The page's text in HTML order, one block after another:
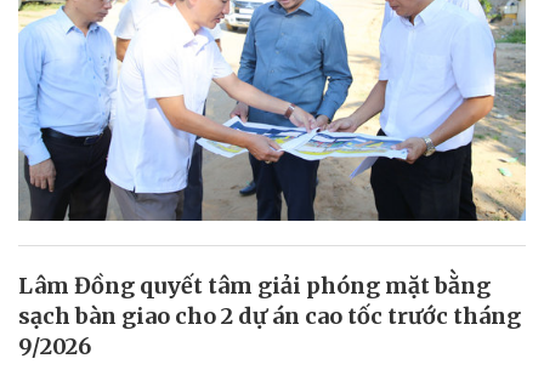
Lâm Đồng quyết tâm giải phóng mặt bằng
sạch bàn giao cho 2 dự án cao tốc trước tháng
9/2026